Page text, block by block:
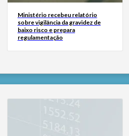
Ministério recebeu relatório
sobre vigilância da gravidez de
baixo risco e prepara
regulamentação